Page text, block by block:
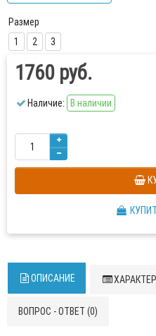
Размер
1
2 3
1760 руб.
Наличие: В наличии
ОПИСАНИЕ
ВОПРОС - ОТВЕТ (0)